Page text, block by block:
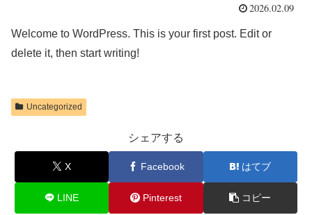
2026.02.09
Welcome to WordPress. This is your first post. Edit or
delete it, then start writing!
Uncategorized
シェアする
X Facebook はてブ
LINE Pinterest コピー